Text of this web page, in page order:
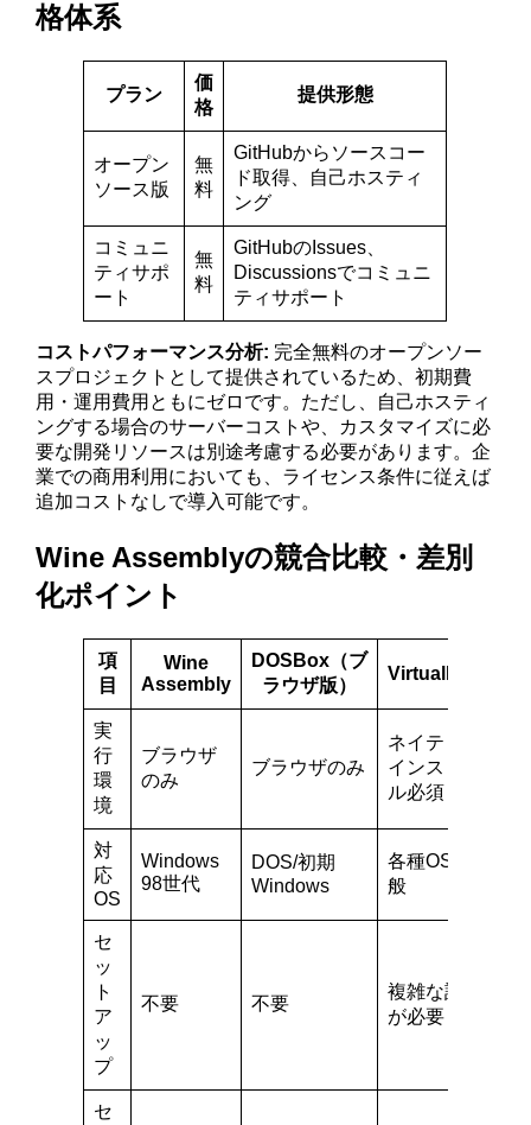
格体系
プラン
価
格
提供形態
オープン
ソース版
無
料
GitHubからソースコー
ド取得、自己ホスティ
ング
コミュニ
ティサポ
ート
無
料
GitHubのIssues、
Discussionsでコミュニ
ティサポート
コストパフォーマンス分析: 完全無料のオープンソー
スプロジェクトとして提供されているため、初期費
用・運用費用ともにゼロです。ただし、自己ホスティ
ングする場合のサーバーコストや、カスタマイズに必
要な開発リソースは別途考慮する必要があります。企
業での商用利用においても、ライセンス条件に従えば
追加コストなしで導入可能です。
Wine Assemblyの競合比較・差別
化ポイント
項
目
Wine
Assembly
DOSBox（ブ
ラウザ版）
VirtualBox
実
行
環
境
ブラウザ
のみ
ブラウザのみ
ネイティブ
インストー
ル必須
対
応
OS
Windows
98世代
DOS/初期
Windows
各種OS全
般
セ
ッ
ト
ア
ッ
プ
不要 不要
複雑な設定
が必要
セ